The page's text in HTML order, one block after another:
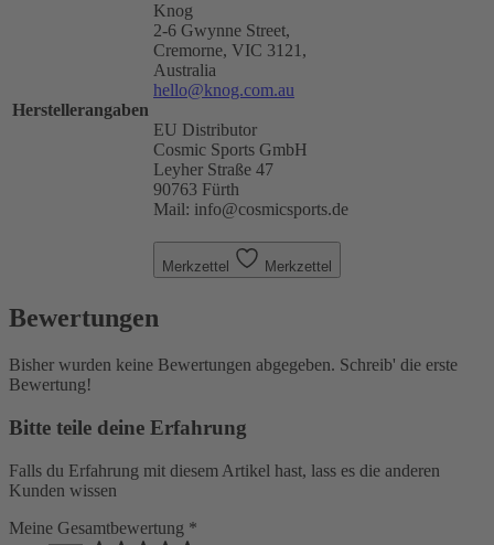
Herstellerangaben
Knog
2-6 Gwynne Street,
Cremorne, VIC 3121,
Australia
hello@knog.com.au
EU Distributor
Cosmic Sports GmbH
Leyher Straße 47
90763 Fürth
Mail: info@cosmicsports.de
Merkzettel Merkzettel
Bewertungen
Bisher wurden keine Bewertungen abgegeben. Schreib' die erste
Bewertung!
Bitte teile deine Erfahrung
Falls du Erfahrung mit diesem Artikel hast, lass es die anderen
Kunden wissen
Meine Gesamtbewertung *